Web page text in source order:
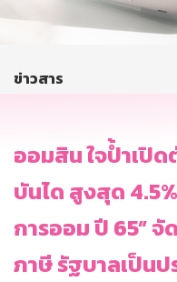
บริการออนไลน์
ข่าวสาร
ออมสิน ใจป้ำเปิ
บันได สูงสุด
การออม ปี 65” จั
ภาษี รัฐบาลเป็น